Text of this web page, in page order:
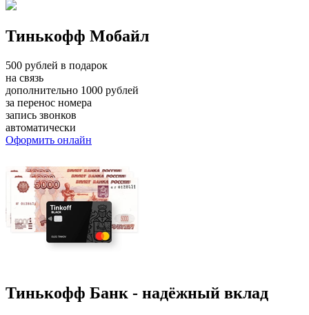
Тинькофф Мобайл
500 рублей в подарок
на связь
дополнительно 1000 рублей
за перенос номера
запись звонков
автоматически
Оформить онлайн
Тинькофф Банк - надёжный вклад